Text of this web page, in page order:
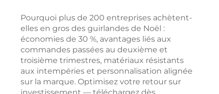
Télécharger
Contact
Pourquoi plus de 200 entreprises achètent-
elles en gros des guirlandes de Noël :
économies de 30 %, avantages liés aux
commandes passées au deuxième et
troisième trimestres, matériaux résistants
aux intempéries et personnalisation alignée
sur la marque. Optimisez votre retour sur